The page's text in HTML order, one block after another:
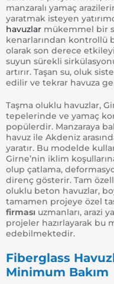
manzaralı yamaç
yaratmak isteyen
havuzlar mükemmel bir
kenarlarından kontrollü
olarak son derece
suyun sürekli
artırır. Taşan su, oluk
edilir ve tekrar havuza
Taşma oluklu havuzlar,
tepelerinde ve yamaç
popülerdir. Manzaraya
havuz ile Akdeniz
yaratır. Bu modelde
Girne’nin iklim
olup çatlama,
direnç gösterir. Tam
oluklu beton havuzlar,
tamamen projeye özel
firması uzmanları, arazi
projeler hazırlayarak
edebilmektedir.
Fiberglass
Minimum Bakım